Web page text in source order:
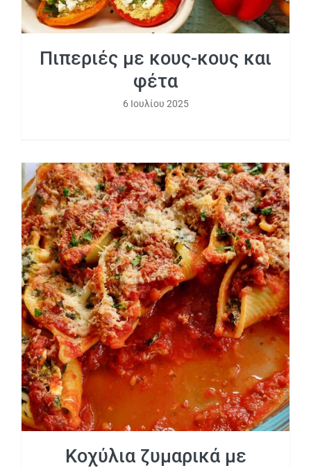
Πιπεριές με κους-κους και
φέτα
6 Ιουλίου 2025
Κοχύλια ζυμαρικά με σπανάκι light
Κοχύλια ζυμαρικά με